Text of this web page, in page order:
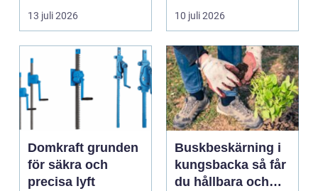
byggnad, när de får
komma in oc...
13 juli 2026
självklart val f&ou...
10 juli 2026
Domkraft grunden
för säkra och
precisa lyft
Buskbeskärning i
kungsbacka så får
du hållbara och